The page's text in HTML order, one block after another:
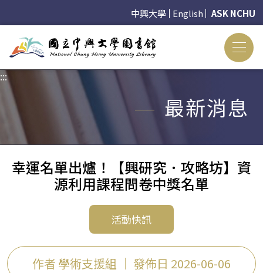
中興大學 English ASK NCHU
:::
最新消息
幸運名單出爐！【興研究．攻略坊】資
源利用課程問卷中獎名單
活動快訊
作者 學術支援組 ｜ 發佈日 2026-06-06